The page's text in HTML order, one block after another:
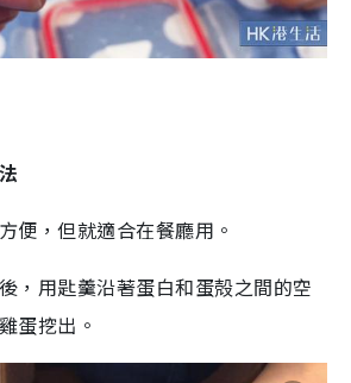
便，但就適合在餐廳用。
，用匙羹沿著蛋白和蛋殻之間的空
蛋挖出。